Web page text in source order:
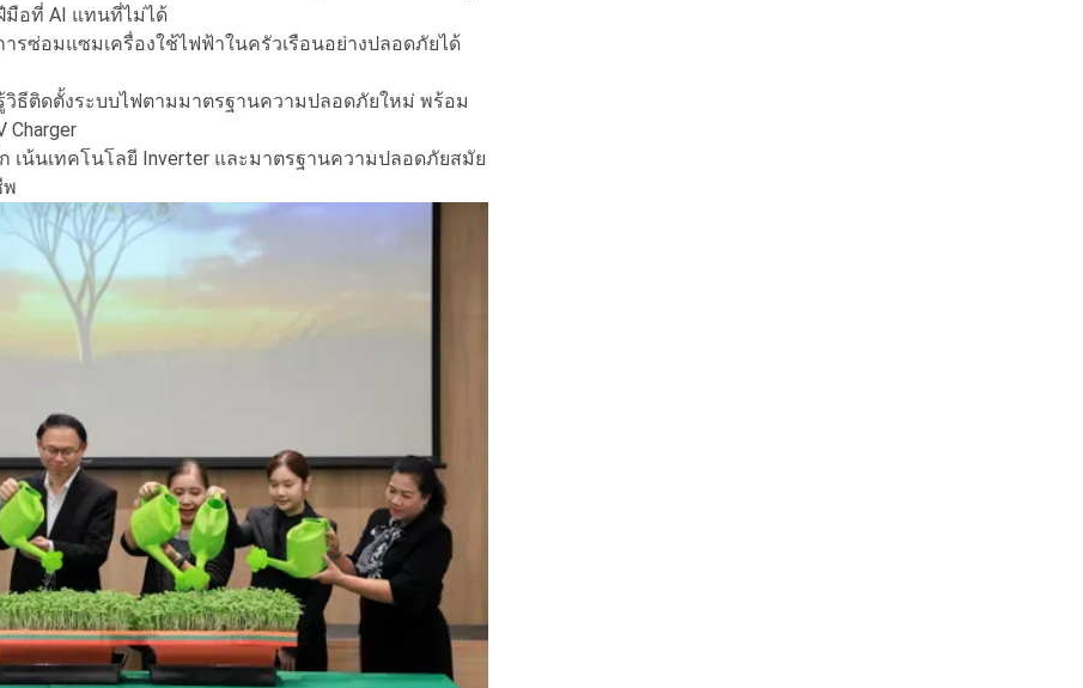
มือที่ AI แทนที่ไม่ได้
รซ่อมแซมเครื่องใช้ไฟฟ้าในครัวเรือนอย่างปลอดภัยได้
วิธีติดตั้งระบบไฟตามมาตรฐานความปลอดภัยใหม่ พร้อม
Charger
เน้นเทคโนโลยี Inverter และมาตรฐานความปลอดภัยสมัย
พ